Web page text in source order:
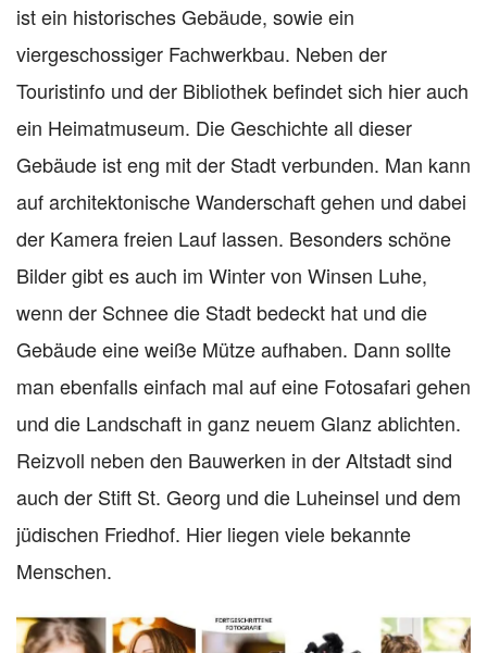
ist ein historisches Gebäude, sowie ein
viergeschossiger Fachwerkbau. Neben der
Touristinfo und der Bibliothek befindet sich hier auch
ein Heimatmuseum. Die Geschichte all dieser
Gebäude ist eng mit der Stadt verbunden. Man kann
auf architektonische Wanderschaft gehen und dabei
der Kamera freien Lauf lassen. Besonders schöne
Bilder gibt es auch im Winter von Winsen Luhe,
wenn der Schnee die Stadt bedeckt hat und die
Gebäude eine weiße Mütze aufhaben. Dann sollte
man ebenfalls einfach mal auf eine Fotosafari gehen
und die Landschaft in ganz neuem Glanz ablichten.
Reizvoll neben den Bauwerken in der Altstadt sind
auch der Stift St. Georg und die Luheinsel und dem
jüdischen Friedhof. Hier liegen viele bekannte
Menschen.